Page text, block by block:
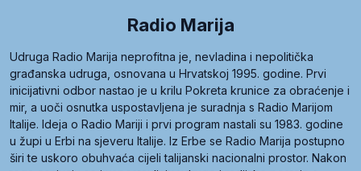
Radio Marija
Udruga Radio Marija neprofitna je, nevladina i nepolitička
građanska udruga, osnovana u Hrvatskoj 1995. godine. Prvi
inicijativni odbor nastao je u krilu Pokreta krunice za obraćenje i
mir, a uoči osnutka uspostavljena je suradnja s Radio Marijom
Italije. Ideja o Radio Mariji i prvi program nastali su 1983. godine
u župi u Erbi na sjeveru Italije. Iz Erbe se Radio Marija postupno
širi te uskoro obuhvaća cijeli talijanski nacionalni prostor. Nakon